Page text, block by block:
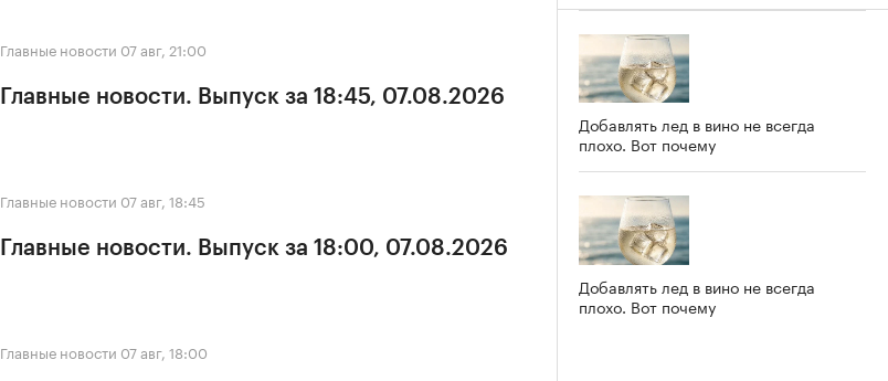
Главные новости 07 авг, 21:00
Главные новости. Выпуск за 18:45, 07.08.2026
Главные новости 07 авг, 18:45
Главные новости. Выпуск за 18:00, 07.08.2026
Главные новости 07 авг, 18:00
Добавлять лед в вино не всегда
плохо. Вот почему
Добавлять лед в вино не всегда
плохо. Вот почему